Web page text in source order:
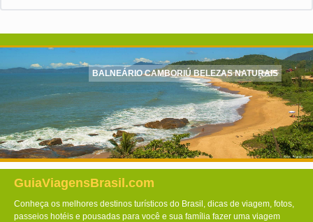
BALNEÁRIO CAMBORIÚ BELEZAS NATURAIS
GuiaViagensBrasil.com
Conheça os melhores destinos turísticos do Brasil, dicas de viagem, fotos,
passeios hotéis e pousadas para você e sua família fazer uma viagem